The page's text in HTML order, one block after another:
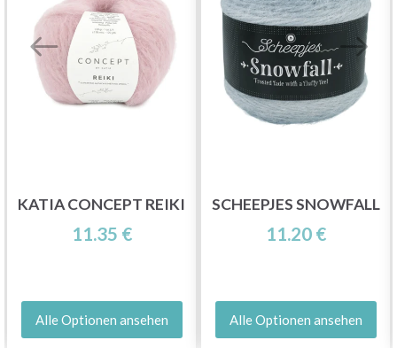
KATIA CONCEPT REIKI
11.35 €
Alle Optionen ansehen
SCHEEPJES SNOWFALL
11.20 €
Alle Optionen ansehen